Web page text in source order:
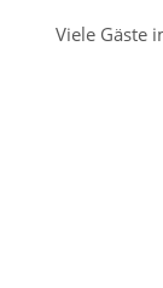
Viele Gäste